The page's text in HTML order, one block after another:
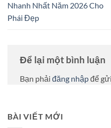
Nhanh Nhất Năm 2026 Cho
Phái Đẹp
Để lại một bình luận
Bạn phải đăng nhậpđể
BÀI VIẾT MỚI